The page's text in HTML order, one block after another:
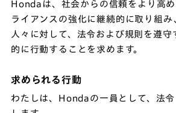
Hondaは、社会からの信頼をより高
ライアンスの強化に継続的に取り組
人々に対して、法令および規則を遵守
的に行動することを求めます。
求められる行動
わたしは、Hondaの一員として、法